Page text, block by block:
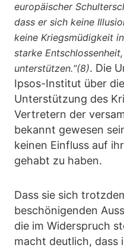
europäischer
dass er sich keine
keine Kriegsmüdigkeit
starke
unterstützen.“(8). Die
Ipsos-Institut über
Unterstützung des
Vertretern der
bekannt gewesen
keinen Einfluss auf
gehabt zu haben.
Dass sie sich
beschönigenden
die im Widerspruch
macht deutlich, dass